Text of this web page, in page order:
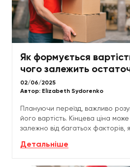
Як формується
чого залежить
02/06/2025
Автор: Elizabeth Sydorenko
Плануючи переїзд, важливо
його вартість. Кінцева ціна
залежно від багатьох факторів,
Детальніше